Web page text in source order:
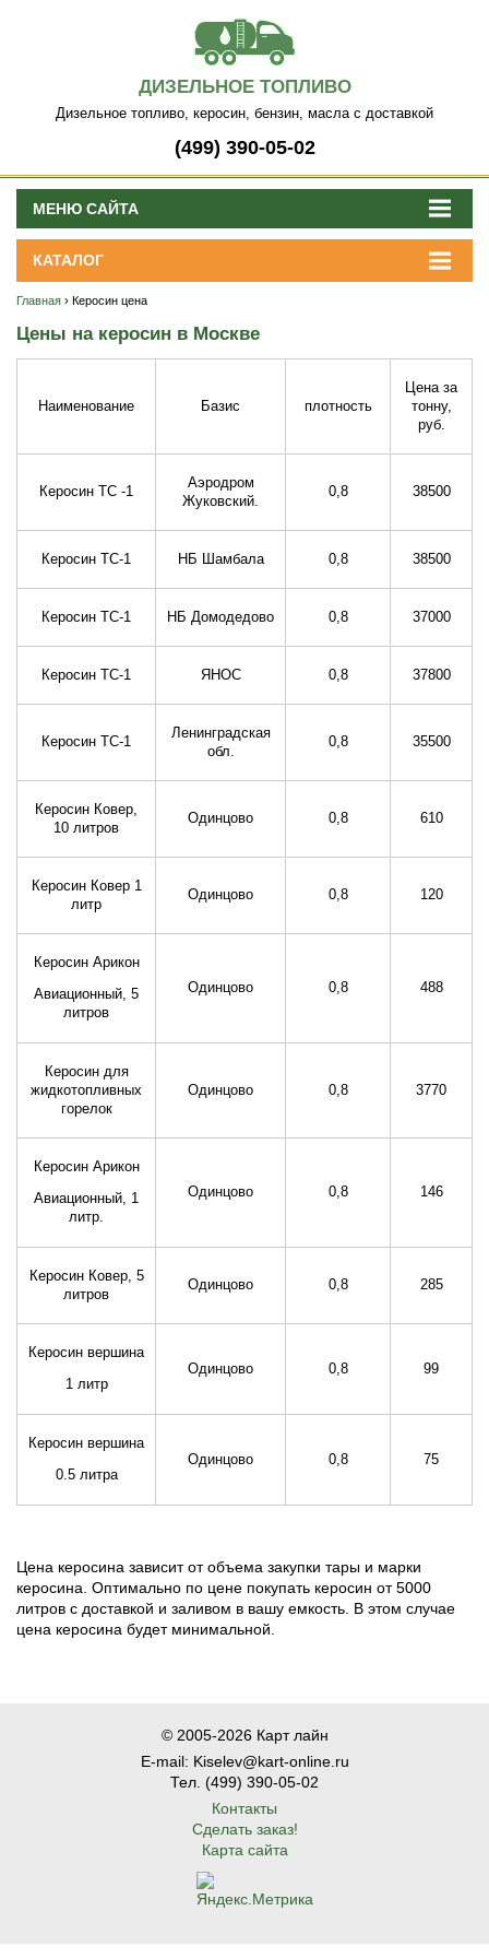
ДИЗЕЛЬНОЕ ТОПЛИВО
Дизельное топливо, керосин, бензин, масла с доставкой
(499) 390-05-02
МЕНЮ САЙТА
КАТАЛОГ
Главная › Керосин цена
Цены на керосин в Москве
Наименование Базис плотность
Цена за
тонну,
руб.
Керосин ТС -1
Аэродром
Жуковский.
0,8 38500
Керосин ТС-1 НБ Шамбала 0,8 38500
Керосин ТС-1 НБ Домодедово 0,8 37000
Керосин ТС-1 ЯНОС 0,8 37800
Керосин ТС-1
Ленинградская
обл.
0,8 35500
Керосин Ковер,
10 литров
Одинцово 0,8 610
Керосин Ковер 1
литр
Одинцово 0,8 120
Керосин Арикон
Авиационный, 5
литров
Одинцово 0,8 488
Керосин для
жидкотопливных
горелок
Одинцово 0,8 3770
Керосин Арикон
Авиационный, 1
литр.
Одинцово 0,8 146
Керосин Ковер, 5
литров
Одинцово 0,8 285
Керосин вершина
1 литр
Одинцово 0,8 99
Керосин вершина
0.5 литра
Одинцово 0,8 75
Цена керосина зависит от объема закупки тары и марки
керосина. Оптимально по цене покупать керосин от 5000
литров с доставкой и заливом в вашу емкость. В этом случае
цена керосина будет минимальной.
© 2005-2026 Карт лайн
E-mail: Kiselev@kart-online.ru
Тел. (499) 390-05-02
Контакты
Сделать заказ!
Карта сайта